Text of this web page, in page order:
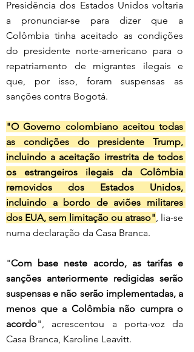
Presidência dos Estados Unidos voltaria
a pronunciar-se para dizer que a
Colômbia tinha aceitado as condições
do presidente norte-americano para o
repatriamento de migrantes ilegais e
que, por isso, foram suspensas as
sanções contra Bogotá.
"O Governo colombiano aceitou todas
as condições do presidente Trump,
incluindo a aceitação irrestrita de todos
os estrangeiros ilegais da Colômbia
removidos dos Estados Unidos,
incluindo a bordo de aviões militares
dos EUA, sem limitação ou atraso", lia-se
numa declaração da Casa Branca.
"Com base neste acordo, as tarifas e
sanções anteriormente redigidas serão
suspensas e não serão implementadas, a
menos que a Colômbia não cumpra o
acordo", acrescentou a porta-voz da
Casa Branca, Karoline Leavitt.